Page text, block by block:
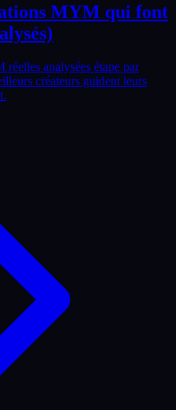
MYM qui font
analysées étape par
créateurs guident leurs